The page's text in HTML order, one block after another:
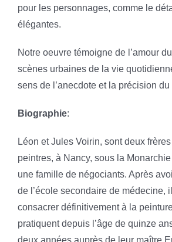
pour les personnages, comme le
élégantes.
Notre oeuvre témoigne de l’amour
scènes urbaines de la vie
sens de l’anecdote et la précision du
Biographie:
Léon et Jules Voirin, sont deux
peintres, à Nancy, sous la
une famille de négociants. Après
de l’école secondaire de médecine,
consacrer définitivement à la
pratiquent depuis l’âge de quinze